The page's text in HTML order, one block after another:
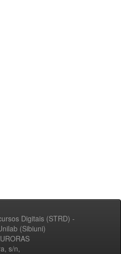
Digitais (STRD) -
(Sibiuni)
s/n,